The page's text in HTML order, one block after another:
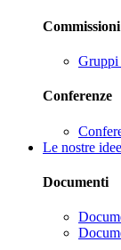
Commissioni
Conferenze
Le nostre idee
Documenti